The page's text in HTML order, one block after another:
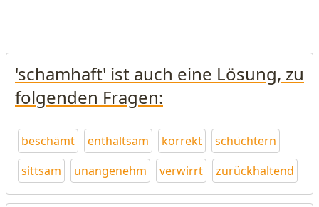
'schamhaft' ist auch eine Lösung, zu
folgenden Fragen:
beschämt enthaltsam korrekt
schüchtern
sittsam
unangenehm verwirrt zurückhaltend